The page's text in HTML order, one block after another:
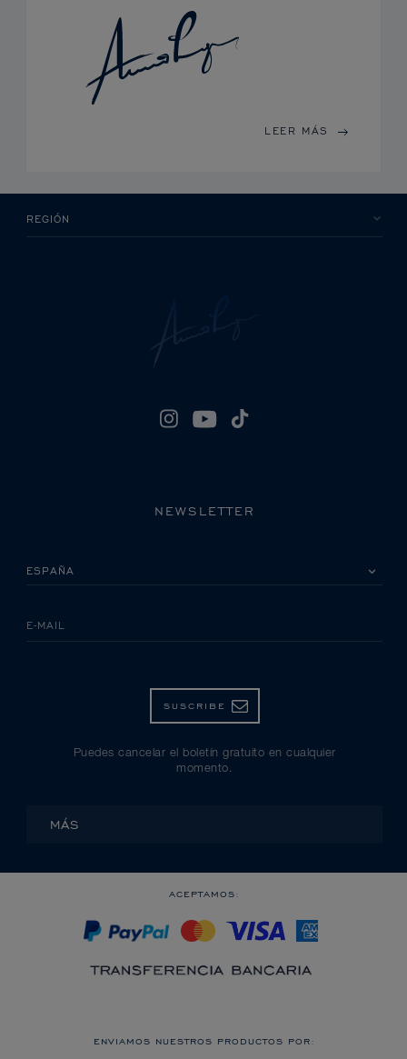
LEER MÁS
REGIÓN
NEWSLETTER
POR FAVOR, SELECCIONA TU PAÍS
E-MAIL
SUSCRIBE
Puedes cancelar el boletín gratuito en cualquier
momento.
MÁS
ACEPTAMOS:
ENVIAMOS NUESTROS PRODUCTOS POR: